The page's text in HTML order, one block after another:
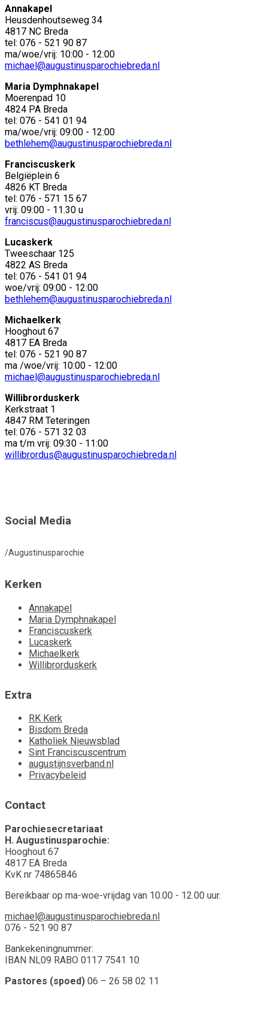
Annakapel
Heusdenhoutseweg 34
4817 NC Breda
tel: 076 - 521 90 87
ma/woe/vrij: 10:00 - 12:00
michael@augustinusparochiebreda.nl
Maria Dymphnakapel
Moerenpad 10
4824 PA Breda
tel: 076 - 541 01 94
ma/woe/vrij: 09:00 - 12:00
bethlehem@augustinusparochiebreda.nl
Franciscuskerk
Belgiëplein 6
4826 KT Breda
tel: 076 - 571 15 67
vrij: 09:00 - 11.30 u
franciscus@augustinusparochiebreda.nl
Lucaskerk
Tweeschaar 125
4822 AS Breda
tel: 076 - 541 01 94
woe/vrij: 09:00 - 12:00
bethlehem@augustinusparochiebreda.nl
Michaelkerk
Hooghout 67
4817 EA Breda
tel: 076 - 521 90 87
ma /woe/vrij: 10:00 - 12:00
michael@augustinusparochiebreda.nl
Willibrorduskerk
Kerkstraat 1
4847 RM Teteringen
tel: 076 - 571 32 03
ma t/m vrij: 09:30 - 11:00
willibrordus@augustinusparochiebreda.nl
Social Media
/Augustinusparochie
Kerken
Annakapel
Maria Dymphnakapel
Franciscuskerk
Lucaskerk
Michaelkerk
Willibrorduskerk
Extra
RK Kerk
Bisdom Breda
Katholiek Nieuwsblad
Sint Franciscuscentrum
augustijnsverband.nl
Privacybeleid
Contact
Parochiesecretariaat
H. Augustinusparochie:
Hooghout 67
4817 EA Breda
KvK nr 74865846
Bereikbaar op ma-woe-vrijdag van 10.00 - 12.00 uur.
michael@augustinusparochiebreda.nl
076 - 521 90 87
Bankekeningnummer:
IBAN NL09 RABO 0117 7541 10
Pastores (spoed) 06 – 26 58 02 11